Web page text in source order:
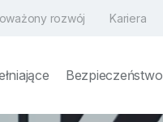
rozwój Kariera
Bezpieczeństwo